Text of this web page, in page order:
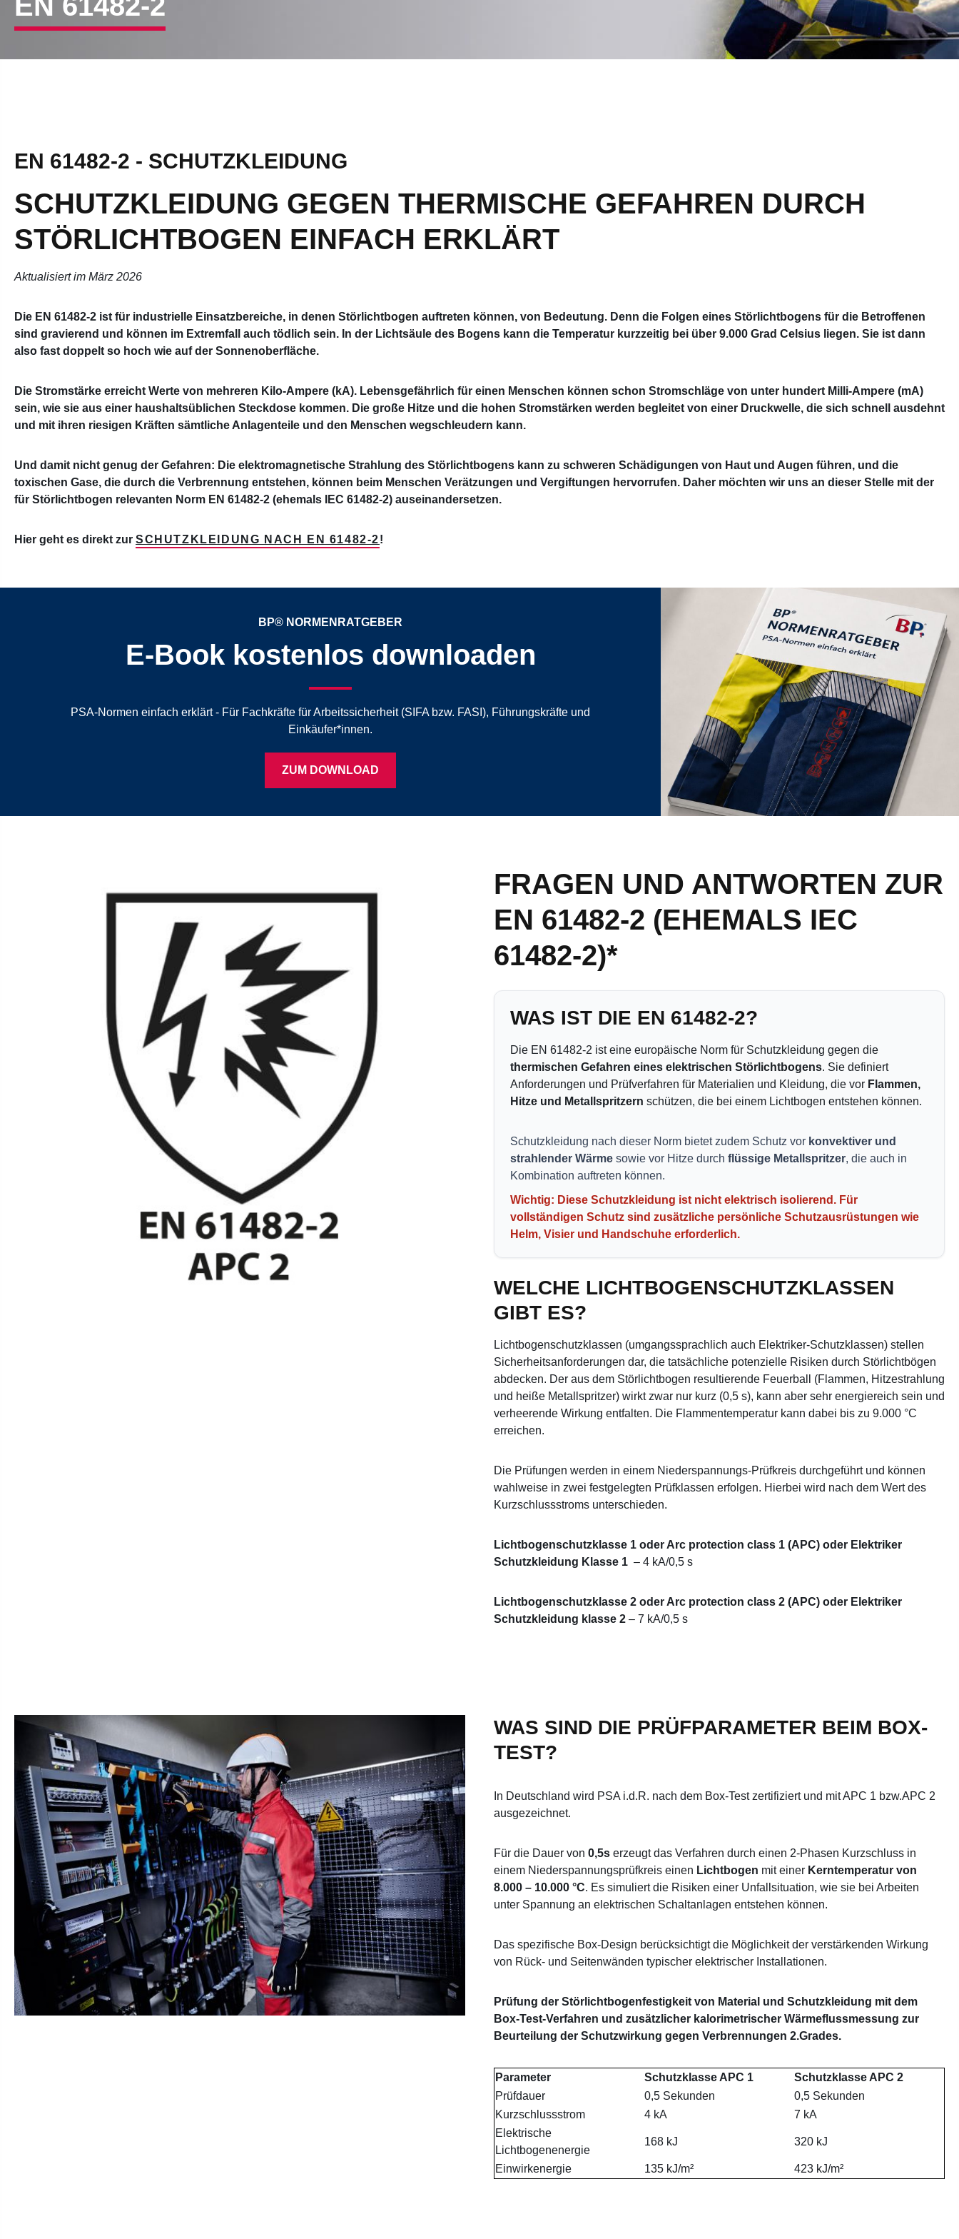
EN 61482-2 - SCHUTZKLEIDUNG
SCHUTZKLEIDUNG GEGEN THERMISCHE GEFAHREN DURCH
STÖRLICHTBOGEN EINFACH ERKLÄRT
Aktualisiert im März 2026
Die EN 61482-2 ist für industrielle Einsatzbereiche, in denen Störlichtbogen auftreten können, von Bedeutung. Denn die Folgen eines Störlichtbogens für die Betroffenen
sind gravierend und können im Extremfall auch tödlich sein. In der Lichtsäule des Bogens kann die Temperatur kurzzeitig bei über 9.000 Grad Celsius liegen. Sie ist dann
also fast doppelt so hoch wie auf der Sonnenoberfläche.
Die Stromstärke erreicht Werte von mehreren Kilo-Ampere (kA). Lebensgefährlich für einen Menschen können schon Stromschläge von unter hundert Milli-Ampere (mA)
sein, wie sie aus einer haushaltsüblichen Steckdose kommen. Die große Hitze und die hohen Stromstärken werden begleitet von einer Druckwelle, die sich schnell ausdehnt
und mit ihren riesigen Kräften sämtliche Anlagenteile und den Menschen wegschleudern kann.
Und damit nicht genug der Gefahren: Die elektromagnetische Strahlung des Störlichtbogens kann zu schweren Schädigungen von Haut und Augen führen, und die
toxischen Gase, die durch die Verbrennung entstehen, können beim Menschen Verätzungen und Vergiftungen hervorrufen. Daher möchten wir uns an dieser Stelle mit der
für Störlichtbogen relevanten Norm EN 61482-2 (ehemals IEC 61482-2) auseinandersetzen.
Hier geht es direkt zur SCHUTZKLEIDUNG NACH EN 61482-2!
BP® NORMENRATGEBER
E-Book kostenlos downloaden
PSA-Normen einfach erklärt - Für Fachkräfte für Arbeitssicherheit (SIFA bzw. FASI), Führungskräfte und
Einkäufer*innen.
ZUM DOWNLOAD
FRAGEN UND ANTWORTEN ZUR
EN 61482-2 (EHEMALS IEC
61482-2)*
WAS IST DIE EN 61482-2?
Die EN 61482-2 ist eine europäische Norm für Schutzkleidung gegen die
thermischen Gefahren eines elektrischen Störlichtbogens. Sie definiert
Anforderungen und Prüfverfahren für Materialien und Kleidung, die vor Flammen,
Hitze und Metallspritzern schützen, die bei einem Lichtbogen entstehen können.
Schutzkleidung nach dieser Norm bietet zudem Schutz vor konvektiver und
strahlender Wärme sowie vor Hitze durch flüssige Metallspritzer, die auch in
Kombination auftreten können.
Wichtig: Diese Schutzkleidung ist nicht elektrisch isolierend . Für
vollständigen Schutz sind zusätzliche persönliche Schutzausrüstungen wie
Helm, Visier und Handschuhe erforderlich.
WELCHE LICHTBOGENSCHUTZKLASSEN
GIBT ES?
Lichtbogenschutzklassen (umgangssprachlich auch Elektriker-Schutzklassen) stellen
Sicherheitsanforderungen dar, die tatsächliche potenzielle Risiken durch Störlichtbögen
abdecken. Der aus dem Störlichtbogen resultierende Feuerball (Flammen, Hitzestrahlung
und heiße Metallspritzer) wirkt zwar nur kurz (0,5 s), kann aber sehr energiereich sein und
verheerende Wirkung entfalten. Die Flammentemperatur kann dabei bis zu 9.000 °C
erreichen.
Die Prüfungen werden in einem Niederspannungs-Prüfkreis durchgeführt und können
wahlweise in zwei festgelegten Prüfklassen erfolgen. Hierbei wird nach dem Wert des
Kurzschlussstroms unterschieden.
Lichtbogenschutzklasse 1 oder Arc protection class 1 (APC) oder Elektriker
Schutzkleidung Klasse 1 – 4 kA/0,5 s
Lichtbogenschutzklasse 2 oder Arc protection class 2 (APC) oder Elektriker
Schutzkleidung klasse 2 – 7 kA/0,5 s
WAS SIND DIE PRÜFPARAMETER BEIM BOX-
TEST?
In Deutschland wird PSA i.d.R. nach dem Box-Test zertifiziert und mit APC 1 bzw.APC 2
ausgezeichnet.
Für die Dauer von 0,5s erzeugt das Verfahren durch einen 2-Phasen Kurzschluss in
einem Niederspannungsprüfkreis einen Lichtbogen mit einer Kerntemperatur von
8.000 – 10.000 °C. Es simuliert die Risiken einer Unfallsituation, wie sie bei Arbeiten
unter Spannung an elektrischen Schaltanlagen entstehen können.
Das spezifische Box-Design berücksichtigt die Möglichkeit der verstärkenden Wirkung
von Rück- und Seitenwänden typischer elektrischer Installationen.
Prüfung der Störlichtbogenfestigkeit von Material und Schutzkleidung mit dem
Box-Test-Verfahren und zusätzlicher kalorimetrischer Wärmeflussmessung zur
Beurteilung der Schutzwirkung gegen Verbrennungen 2.Grades.
Parameter Schutzklasse APC 1
Schutzklasse APC 2
Prüfdauer
0,5 Sekunden
0,5 Sekunden
Kurzschlussstrom
4 kA
7 kA
Elektrische
Lichtbogenenergie
168 kJ 320 kJ
Einwirkenergie 135 kJ/m² 423 kJ/m²